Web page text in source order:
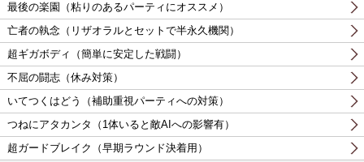
最後の楽園（粘りのあるパーティにオススメ）
亡者の執念（リザオラルとセットで半永久機関）
超ギガボディ（簡単に安定した戦闘）
不屈の闘志（休み対策）
いてつくはどう（補助重視パーティへの対策）
つねにアタカンタ（1体いると敵AIへの影響有）
超ガードブレイク（早期ラウンド決着用）